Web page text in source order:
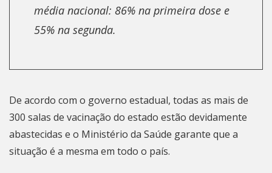
média nacional: 86% na primeira dose e
55% na segunda.
De acordo com o governo estadual, todas as mais de
300 salas de vacinação do estado estão devidamente
abastecidas e o Ministério da Saúde garante que a
situação é a mesma em todo o país.